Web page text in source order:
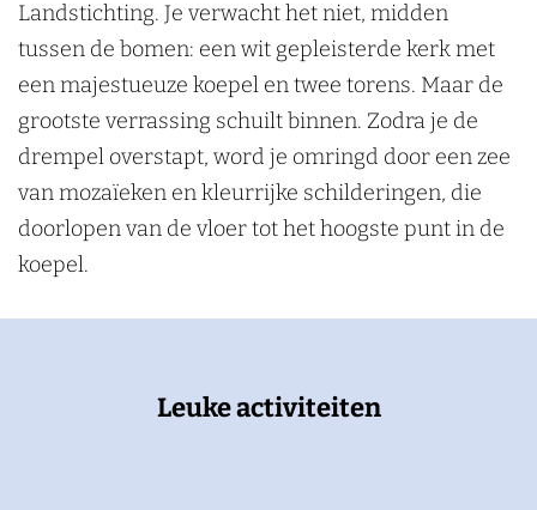
Landstichting. Je verwacht het niet, midden
tussen de bomen: een wit gepleisterde kerk met
een majestueuze koepel en twee torens. Maar de
grootste verrassing schuilt binnen. Zodra je de
drempel overstapt, word je omringd door een zee
van mozaïeken en kleurrijke schilderingen, die
doorlopen van de vloer tot het hoogste punt in de
koepel.
Leuke activiteiten